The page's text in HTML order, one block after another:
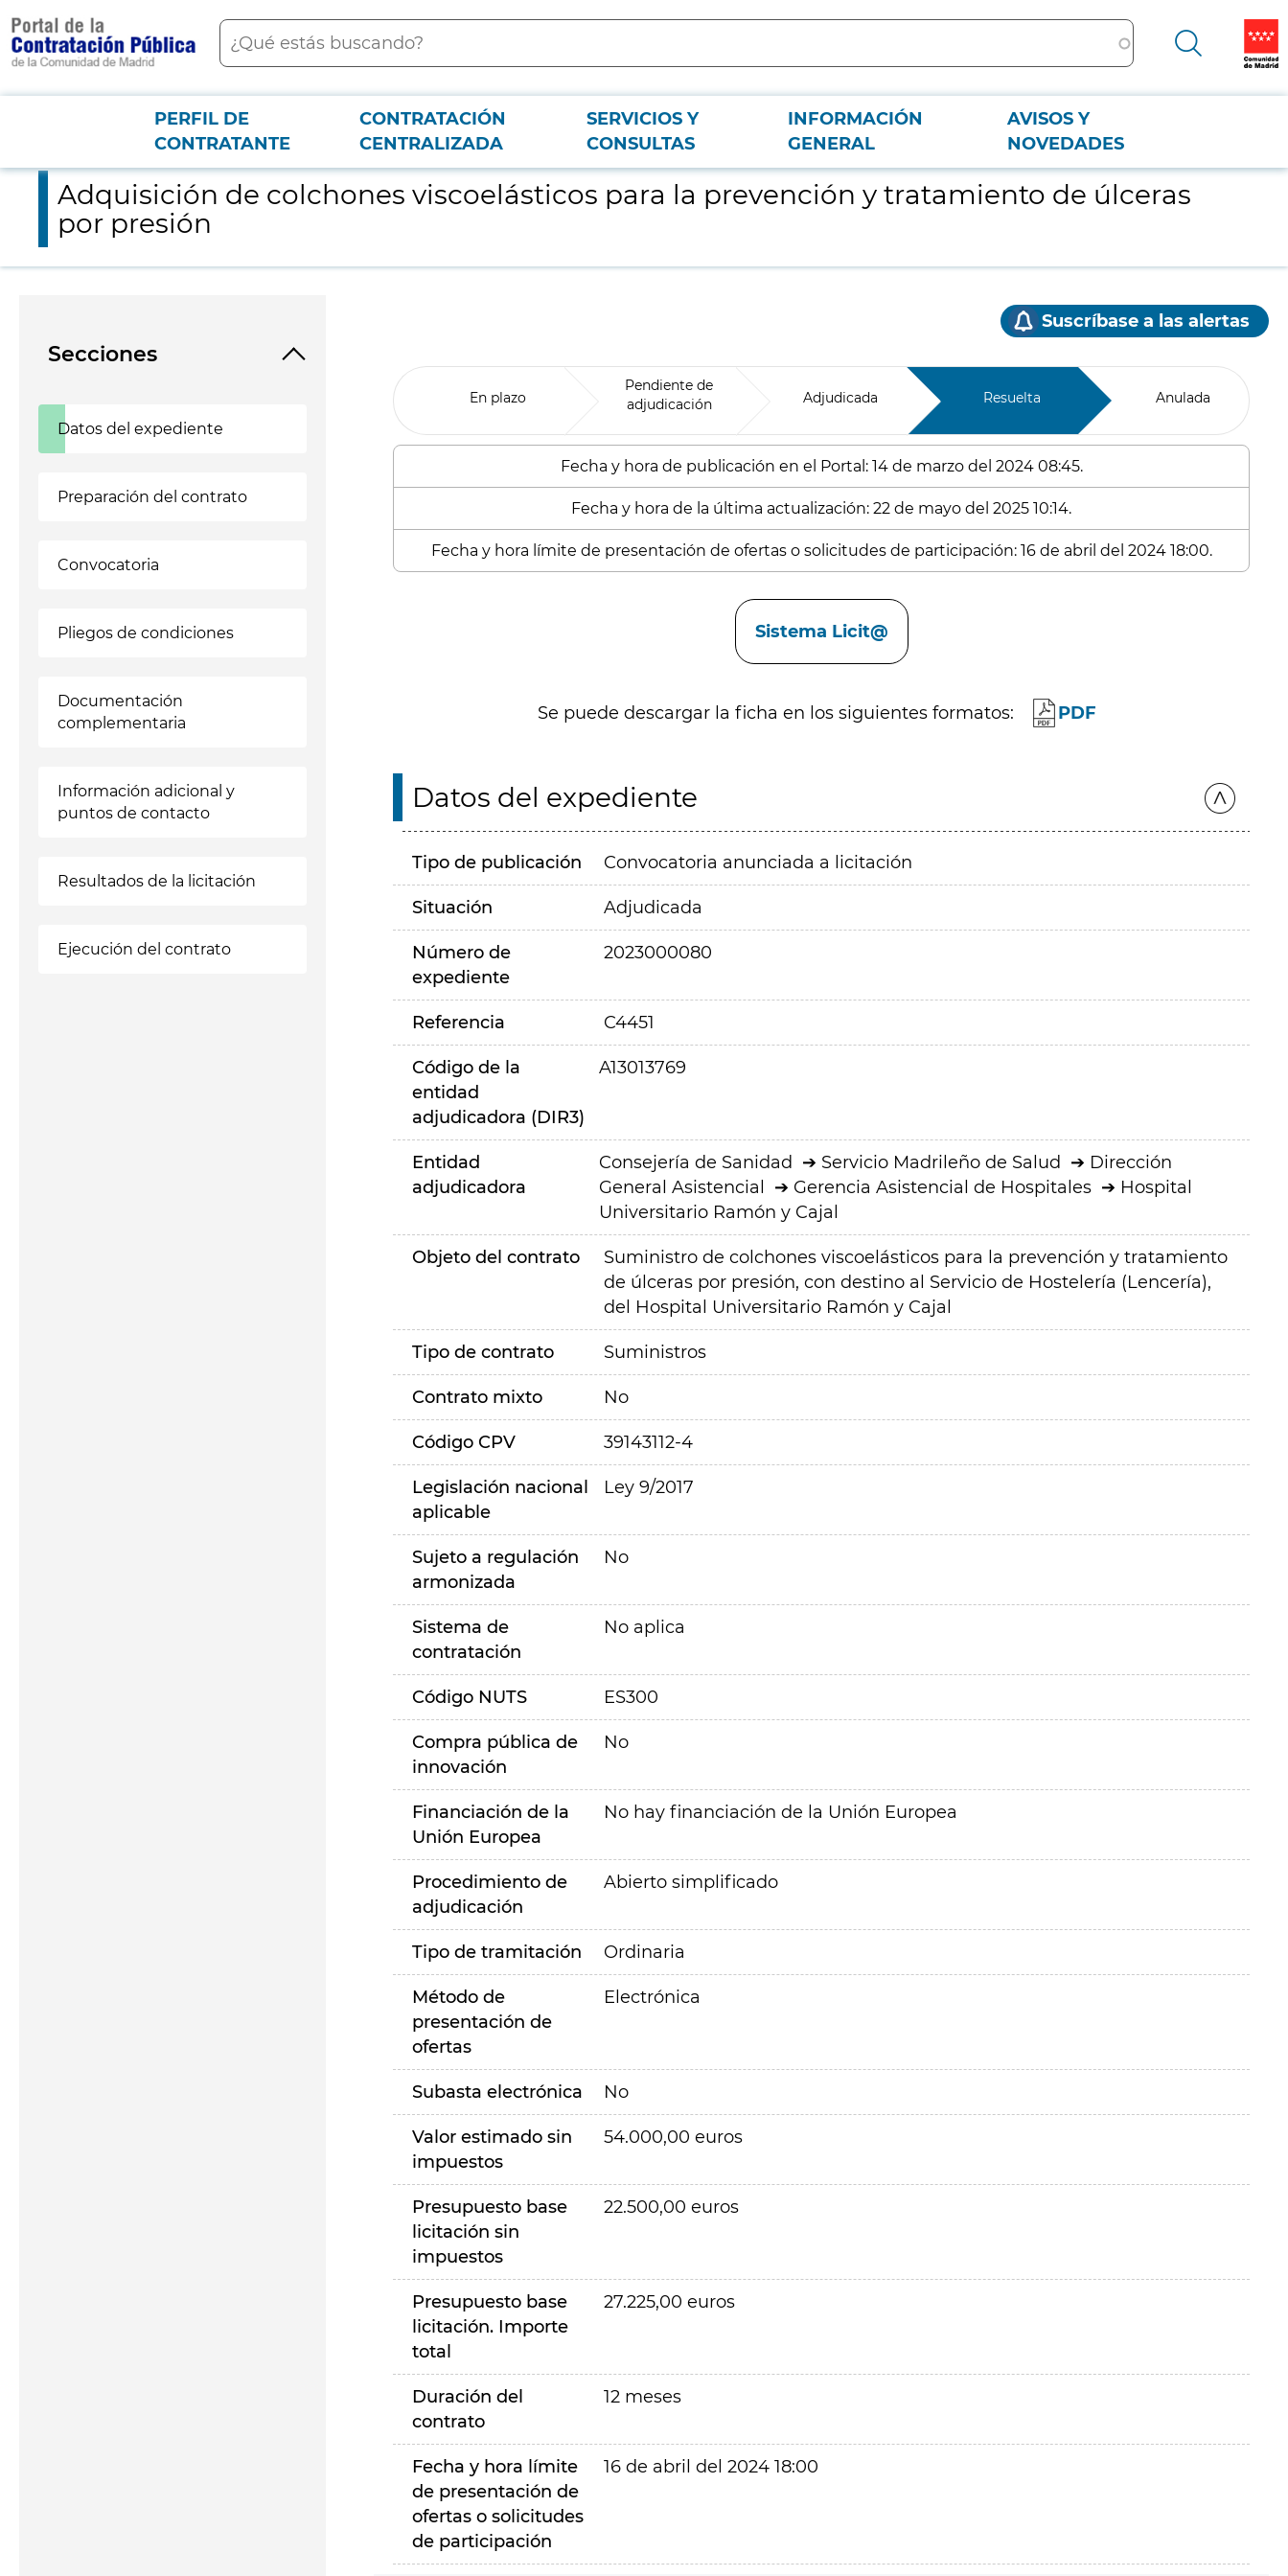
contenido
principal
Buscar
Menú PCON
PERFIL DE
CONTRATANTE
CONTRATACIÓN
CENTRALIZADA
SERVICIOS Y
CONSULTAS
INFORMACIÓN
GENERAL
AVISOS Y
NOVEDADES
Adquisición de colchones viscoelásticos para la prevención y tratamiento de úlceras por presión
Adquisición de colchones viscoelásticos para la prevención y tratamiento de úlceras
por presión
Secciones
Datos del expediente
Preparación del contrato
Convocatoria
Pliegos de condiciones
Documentación
complementaria
Información adicional y
puntos de contacto
Resultados de la licitación
Ejecución del contrato
Suscríbase a las alertas
En plazo
Pendiente de
adjudicación
Adjudicada Resuelta Anulada
Fecha y hora de publicación en el Portal: 14 de marzo del 2024 08:45.
Fecha y hora de la última actualización: 22 de mayo del 2025 10:14.
Fecha y hora límite de presentación de ofertas o solicitudes de participación: 16 de abril del 2024 18:00.
Sistema Licit@
Se puede descargar la ficha en los siguientes formatos: PDF
Datos del expediente
Tipo de publicación Convocatoria anunciada a licitación
Situación Adjudicada
Número de
expediente
2023000080
Referencia C4451
Código de la
entidad
adjudicadora (DIR3)
A13013769
Entidad
adjudicadora
Consejería de Sanidad Servicio Madrileño de Salud
Dirección
General Asistencial
Gerencia Asistencial de Hospitales
Hospital
Universitario Ramón y Cajal
Objeto del contrato
Suministro de colchones viscoelásticos para la prevención y tratamiento
de úlceras por presión, con destino al Servicio de Hostelería (Lencería),
del Hospital Universitario Ramón y Cajal
Tipo de contrato Suministros
Contrato mixto No
Código CPV 39143112-4
Legislación nacional
aplicable
Ley 9/2017
Sujeto a regulación
armonizada
No
Sistema de
contratación
No aplica
Código NUTS ES300
Compra pública de
innovación
No
Financiación de la
Unión Europea
No hay financiación de la Unión Europea
Procedimiento de
adjudicación
Abierto simplificado
Tipo de tramitación Ordinaria
Método de
presentación de
ofertas
Electrónica
Subasta electrónica No
Valor estimado sin
impuestos
54.000,00 euros
Presupuesto base
licitación sin
impuestos
22.500,00 euros
Presupuesto base
licitación. Importe
total
27.225,00 euros
Duración del
contrato
12 meses
Fecha y hora límite
de presentación de
ofertas o solicitudes
de participación
16 de abril del 2024 18:00